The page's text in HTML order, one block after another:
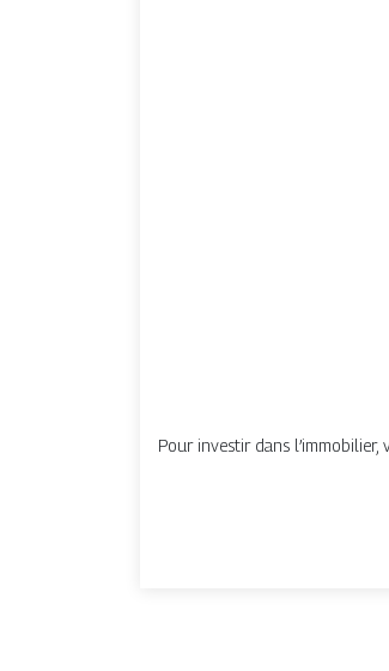
Pour investir dans